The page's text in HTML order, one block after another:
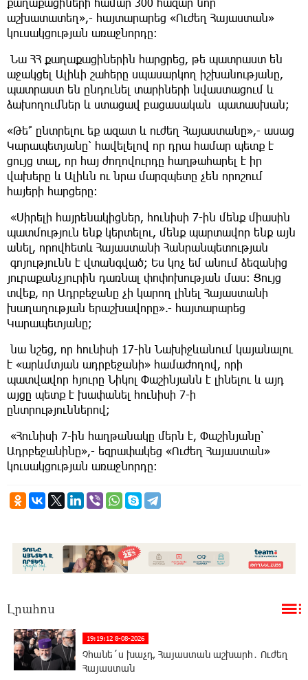
աշխատատեղ»,- հայտարարեց «Ուժեղ Հայաստան»
կուսակցության առաջնորդը։
Նա ՀՀ քաղաքացիներին հարցրեց, թե պատրաստ են
աջակցել Ալիևի շահերը սպասարկող իշխանությանը,
պատրաստ են ընդունել տարիների նվաստացում և
ձախողումներ և ստացավ բացասական պատասխան;
«Թե՞ ընտրելու եք ազատ և ուժեղ Հայաստանը»,- ասաց
Կարապետյանը՝ հավելելով որ դրա համար պետք է
ցույց տալ, որ հայ ժողովուրդը հաղթահարել է իր
վախերը և Ալիևն ու նրա մարզպետը չեն որոշում
հայերի հարցերը։
«Սիրելի հայրենակիցներ, հունիսի 7-ին մենք միասին
պատմություն ենք կերտելու, մենք պարտավոր ենք այն
անել, որովհետև Հայաստանի Հանրանպետության
գոյությունն է վտանգված; Ես կոչ եմ անում ձեզանից
յուրաքանչյուրին դառնալ փոփոխության մաս։ Ցույց
տվեք, որ Ադրբեջանը չի կարող լինել Հայաստանի
խաղաղության երաշխավորը».- հայտարարեց
Կարապետյանը;
նա նշեց, որ հունիսի 17-ին Նախիջևանում կայանալու
է «արևմտյան ադրբեջանի» համաժողով, որի
պատվավոր հյուրը Նիկոլ Փաշինյանն է լինելու և այդ
այցը պետք է խափանել հունիսի 7-ի
ընտրություններով;
«Հունիսի 7-ին հաղթանակը մերն է, Փաշինյանը՝
Ադրբեջանինը»,- եզրափակեց «Ուժեղ Հայաստան»
կուսակցության առաջնորդը։
Լրահոս
19:19:12 8-08-2026
Չհանե´ս խաչդ, Հայաստան աշխարհ․ Ուժեղ
Հայաստան